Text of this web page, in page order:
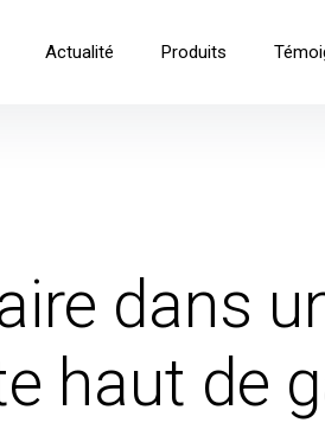
Pierre
et paisible
Actualité Produits
dans
haut de